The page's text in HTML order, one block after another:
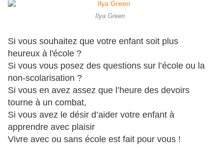
Ilya Green
Si vous souhaitez que votre enfant soit plus
heureux à l'école ?
Si vous vous posez des questions sur l’école ou la
non-scolarisation ?
Si vous en avez assez que l’heure des devoirs
tourne à un combat,
Si vous avez le désir d’aider votre enfant à
apprendre avec plaisir
Vivre avec ou sans école est fait pour vous !